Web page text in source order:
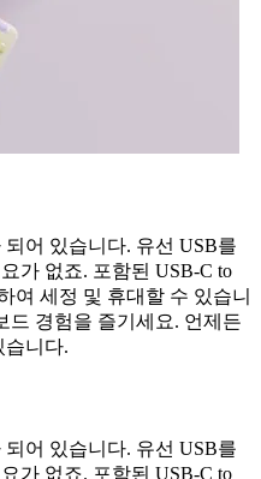
어 있습니다. 유선 USB를
가 없죠. 포함된 USB-C to
여 세정 및 휴대할 수 있습니
드 경험을 즐기세요. 언제든
습니다.
어 있습니다. 유선 USB를
가 없죠. 포함된 USB-C to